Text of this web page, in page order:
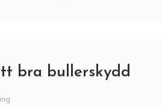
bra bullerskydd